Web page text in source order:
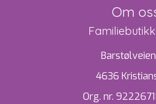
Om
4636
Org. nr.